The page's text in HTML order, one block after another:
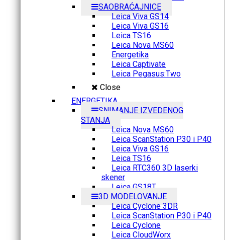
SAOBRAĆAJNICE
Leica Viva GS14
Leica Viva GS16
Leica TS16
Leica Nova MS60
Energetika
Leica Captivate
Leica Pegasus:Two
Close
ENERGETIKA
SNIMANJE IZVEDENOG
STANJA
Leica Nova MS60
Leica ScanStation P30 i P40
Leica Viva GS16
Leica TS16
Leica RTC360 3D laserki
skener
Leica GS18T
3D MODELOVANJE
Leica Cyclone 3DR
Leica ScanStation P30 i P40
Leica Cyclone
Leica CloudWorx